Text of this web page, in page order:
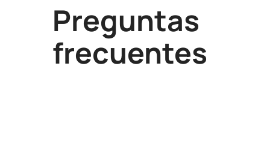
Preguntas
frecuentes